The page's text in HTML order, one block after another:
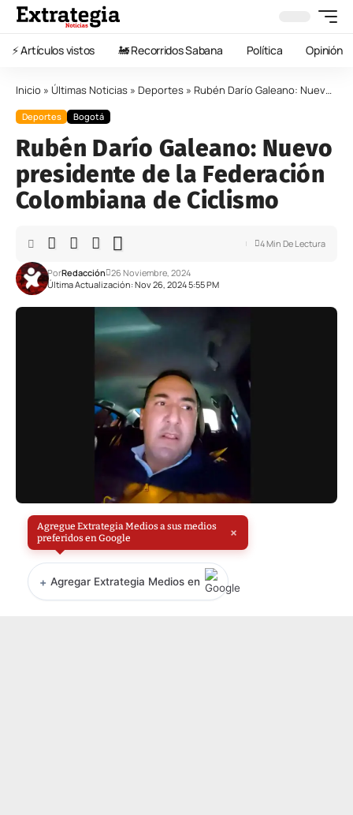
⚡️ Artículos vistos 🚂 Recorridos Sabana Política Opinión
Inicio » Últimas Noticias » Deportes » Rubén Darío Galeano: Nuevo presidente de la Federación Colombiana de Ciclismo
Deportes Bogotá
Rubén Darío Galeano: Nuevo
presidente de la Federación
Colombiana de Ciclismo
Última Actualización: Nov 26, 2024 5:55 PM
PorRedacción 26 Noviembre, 2024
4 Min De Lectura
Agregue Extrategia Medios a sus medios
preferidos en Google
×
+ Agregar Extrategia Medios en